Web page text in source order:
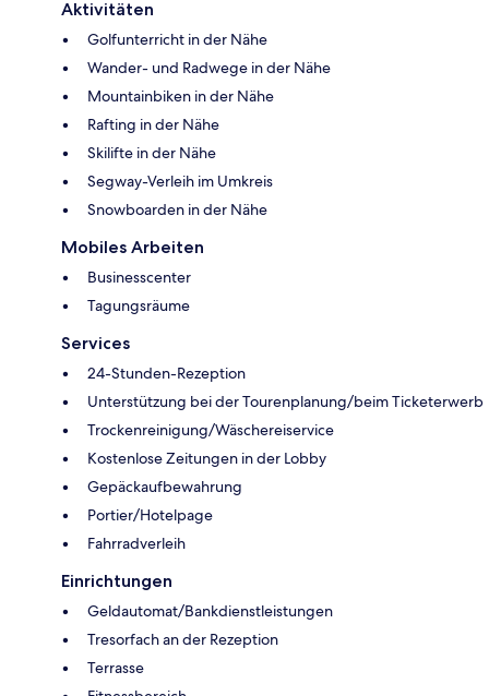
Aktivitäten
Golfunterricht in der Nähe
Wander- und Radwege in der Nähe
Mountainbiken in der Nähe
Rafting in der Nähe
Skilifte in der Nähe
Segway-Verleih im Umkreis
Snowboarden in der Nähe
Mobiles Arbeiten
Businesscenter
Tagungsräume
Services
24-Stunden-Rezeption
Unterstützung bei der Tourenplanung/beim Ticketerwerb
Trockenreinigung/Wäschereiservice
Kostenlose Zeitungen in der Lobby
Gepäckaufbewahrung
Portier/Hotelpage
Fahrradverleih
Einrichtungen
Geldautomat/Bankdienstleistungen
Tresorfach an der Rezeption
Terrasse